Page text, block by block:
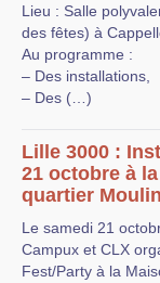
Lieu : Salle
des fêtes) à
Au programme :
– Des installations,
– Des (…)
Lille 3000 :
21 octobre à
quartier
Le samedi 21
Campux et CLX
Fest/Party à la